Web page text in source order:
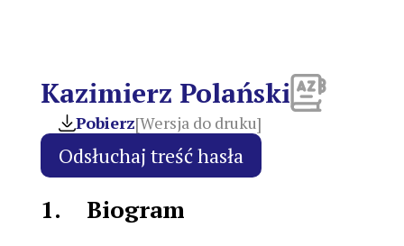
Kazimierz Polański
Pobierz[Wersja do druku]
1. Biogram